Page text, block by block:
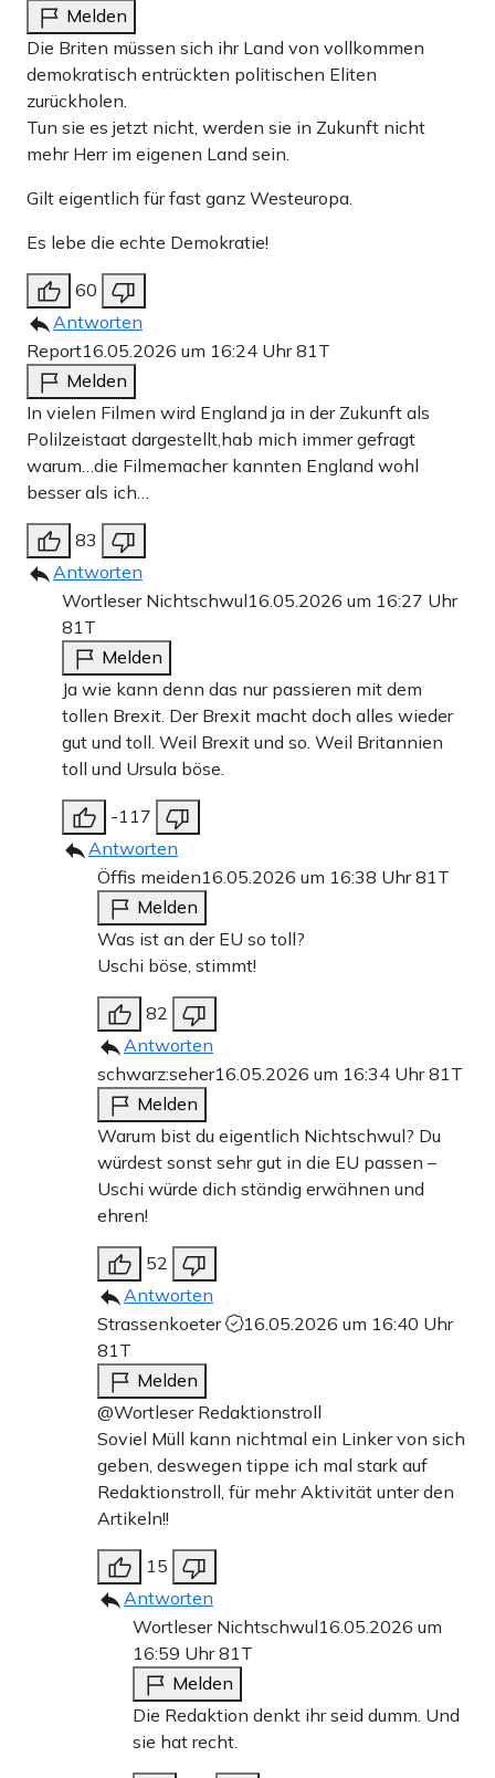
Melden
Die Briten müssen sich ihr Land von vollkommen
demokratisch entrückten politischen Eliten
zurückholen.
Tun sie es jetzt nicht, werden sie in Zukunft nicht
mehr Herr im eigenen Land sein.
Gilt eigentlich für fast ganz Westeuropa.
Es lebe die echte Demokratie!
60
Antworten
Report16.05.2026 um 16:24 Uhr81T
Melden
In vielen Filmen wird England ja in der Zukunft als
Polilzeistaat dargestellt,hab mich immer gefragt
warum…die Filmemacher kannten England wohl
besser als ich…
83
Antworten
Wortleser Nichtschwul16.05.2026 um 16:27 Uhr
81T
Melden
Ja wie kann denn das nur passieren mit dem
tollen Brexit. Der Brexit macht doch alles wieder
gut und toll. Weil Brexit und so. Weil Britannien
toll und Ursula böse.
-117
Antworten
Öffis meiden16.05.2026 um 16:38 Uhr81T
Melden
Was ist an der EU so toll?
Uschi böse, stimmt!
82
Antworten
schwarz:seher16.05.2026 um 16:34 Uhr81T
Melden
Warum bist du eigentlich Nichtschwul? Du
würdest sonst sehr gut in die EU passen –
Uschi würde dich ständig erwähnen und
ehren!
52
Antworten
Strassenkoeter
16.05.2026 um 16:40 Uhr
81T
Melden
@Wortleser Redaktionstroll
Soviel Müll kann nichtmal ein Linker von sich
geben, deswegen tippe ich mal stark auf
Redaktionstroll, für mehr Aktivität unter den
Artikeln!!
15
Antworten
Wortleser Nichtschwul16.05.2026 um
16:59 Uhr81T
Melden
Die Redaktion denkt ihr seid dumm. Und
sie hat recht.